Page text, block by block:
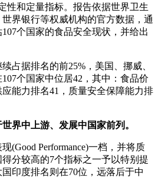
性和定量指标。报告依据世界卫生
界银行等权威机构的官方数据，通
个国家的食品安全现状，并给出
占据排名的前25%，美国、挪威、
个国家中位居42，其中：食品价
能力排名41，质量安全保障能力排
界中上游、发展中国家前列。
(Good Performance)一档，并将质
分较高的7个指标之一予以特别提
印度排名则在70位，远落后于中